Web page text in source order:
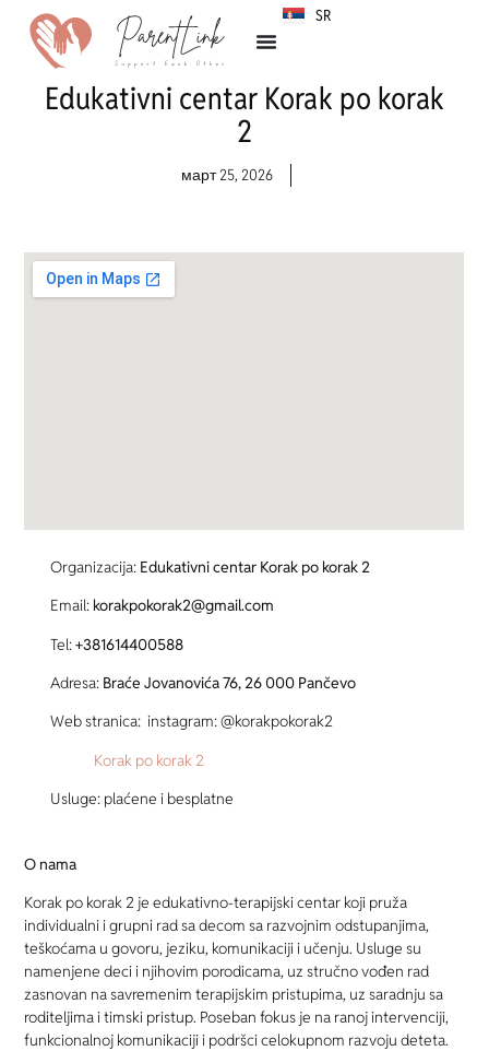
SR
HR
Edukativni centar Korak po korak
2
март 25, 2026
Organizacija: Edukativni centar Korak po korak 2
Email: korakpokorak2@gmail.com
Tel:+381614400588
Adresa: Braće Jovanovića 76, 26 000 Pančevo
Web stranica: instagram: @korakpokorak2
Korak po korak 2
Usluge: plaćene i besplatne
O nama
Korak po korak 2 je edukativno-terapijski centar koji pruža
individualni i grupni rad sa decom sa razvojnim odstupanjima,
teškoćama u govoru, jeziku, komunikaciji i učenju. Usluge su
namenjene deci i njihovim porodicama, uz stručno vođen rad
zasnovan na savremenim terapijskim pristupima, uz saradnju sa
roditeljima i timski pristup. Poseban fokus je na ranoj intervenciji,
funkcionalnoj komunikaciji i podršci celokupnom razvoju deteta.